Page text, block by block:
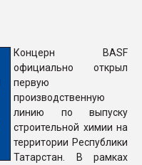
28.07.2026
ситуацией на
ПЕРЕЙТИ НА
Концерн BASF
официально открыл
первую
производственную
линию по выпуску
строительной химии на
территории Республики
Татарстан. В рамках